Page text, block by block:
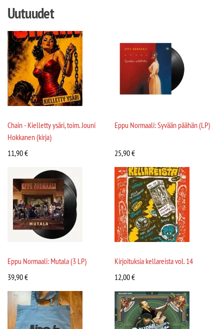
Uutuudet
Chain - Kielletty ysäri, toim. Jouni
Hokkanen (kirja)
11,90€
Eppu Normaali: Syvään päähän (LP)
25,90€
Eppu Normaali: Mutala (3 LP)
39,90€
Kirjoituksia kellareista vol. 14
12,00€